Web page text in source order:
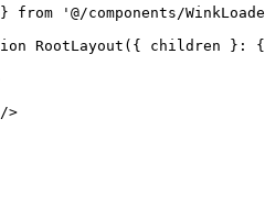
} from ' @/components/
RootLayout ( { children } :
/>